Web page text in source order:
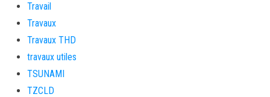
Travail
Travaux
Travaux THD
travaux utiles
TSUNAMI
TZCLD